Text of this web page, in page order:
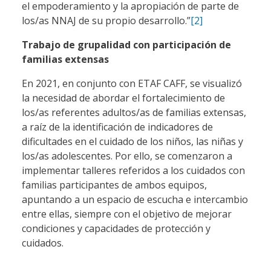
el empoderamiento y la apropiación de parte de
los/as NNAJ de su propio desarrollo.”[2]
Trabajo de grupalidad con participación de
familias extensas
En 2021, en conjunto con ETAF CAFF, se visualizó
la necesidad de abordar el fortalecimiento de
los/as referentes adultos/as de familias extensas,
a raíz de la identificación de indicadores de
dificultades en el cuidado de los niños, las niñas y
los/as adolescentes. Por ello, se comenzaron a
implementar talleres referidos a los cuidados con
familias participantes de ambos equipos,
apuntando a un espacio de escucha e intercambio
entre ellas, siempre con el objetivo de mejorar
condiciones y capacidades de protección y
cuidados.